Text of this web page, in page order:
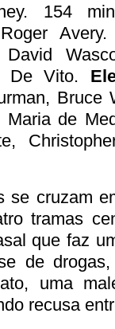
154
David
De Vito.
de
se cruzam
tramas
que faz
de
uma
recusa